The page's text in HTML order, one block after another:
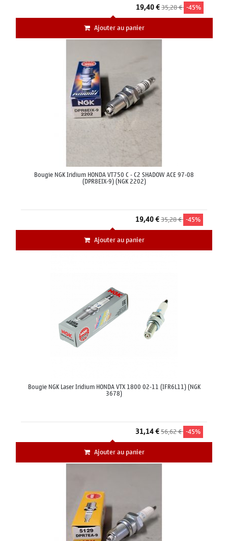
19,40 €35,28 € -45%
Ajouter au panier
Bougie NGK Iridium HONDA VT750 C - C2 SHADOW ACE 97-08
(DPR8EIX-9) (NGK 2202)
19,40 €35,28 € -45%
Ajouter au panier
Bougie NGK Laser Iridium HONDA VTX 1800 02-11 (IFR6L11) (NGK
3678)
31,14 €56,62 € -45%
Ajouter au panier